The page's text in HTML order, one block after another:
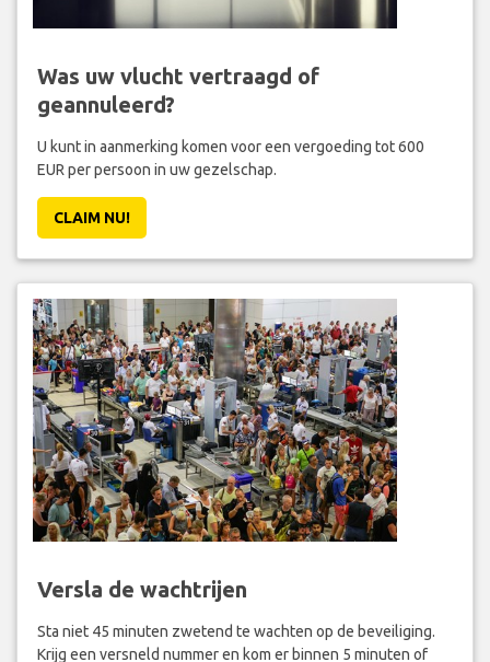
Was uw vlucht vertraagd of
geannuleerd?
U kunt in aanmerking komen voor een vergoeding tot 600
EUR per persoon in uw gezelschap.
CLAIM NU!
Versla de wachtrijen
Sta niet 45 minuten zwetend te wachten op de beveiliging.
Krijg een versneld nummer en kom er binnen 5 minuten of